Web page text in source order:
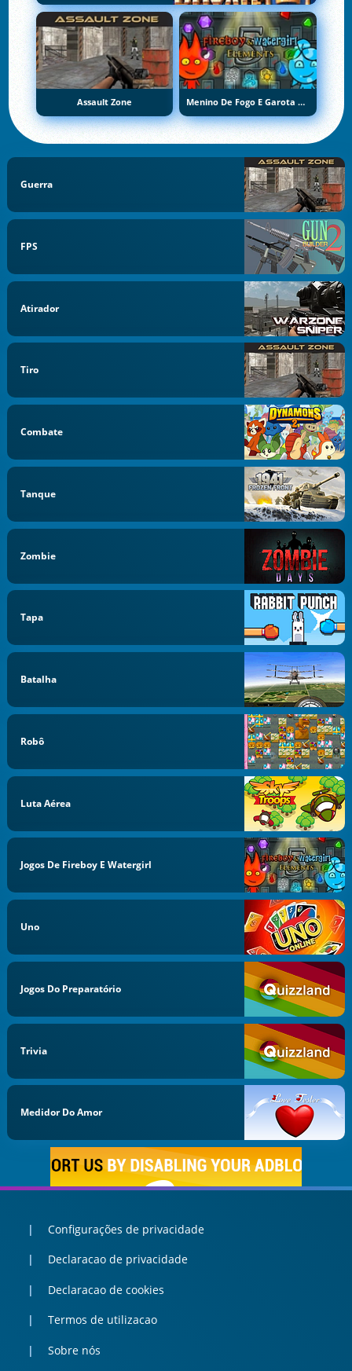
Assault Zone Menino De Fogo E Garota De Água 5: Elementos
Guerra
FPS
Atirador
Tiro
Combate
Tanque
Zombie
Tapa
Batalha
Robô
Luta Aérea
Jogos De Fireboy E Watergirl
Uno
Jogos Do Preparatório
Trivia
Medidor Do Amor
Configurações de privacidade
Declaracao de privacidade
Declaracao de cookies
Termos de utilizacao
Sobre nós